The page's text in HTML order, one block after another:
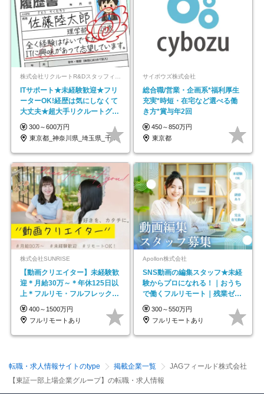
株式会社リクルートR&Dスタッフィング【リクルートグループ】
ITサポート★未経験歓迎★フリ
ーターOK!経歴は気にしなくて
大丈夫★超大手リクルートグル
ープの正社員/sg
300～600万円
東京都_神奈川県_埼玉県_千葉県_大阪府…
サイボウズ株式会社
総合職/営業・企画系*福利厚生
充実*時短・在宅など選べる働
き方*賞与年2回
450～850万円
東京都
株式会社SUNRISE
【動画クリエイター】未経験歓
迎＊月給30万～＊年休125日以
上＊フルリモ・フルフレックス
◆10名の採用が決定◆
400～1500万円
フルリモートあり
Apollon株式会社
SNS動画の編集スタッフ★未経
験からプロになれる！｜おうち
で働くフルリモート｜残業ゼロ
で18時退勤◎
300～550万円
フルリモートあり
転職・求人情報サイトのtype 掲載企業一覧
JAGフィールド株式会社
【東証一部上場企業グループ】の転職・求人情報